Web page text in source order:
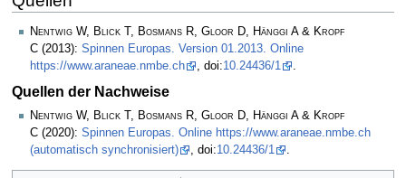
Nentwig W, Blick T, Bosmans R, Gloor D, Hänggi A & Kropf
C (2013): Spinnen Europas. Version 01.2013. Online
https://www.araneae.nmbe.ch
, doi:10.24436/1
Quellen der Nachweise
Nentwig W, Blick T, Bosmans R, Gloor D, Hänggi A & Kropf
C (2020): Spinnen Europas. Online https://www.araneae.nmbe.ch
(automatisch synchronisiert)
, doi:10.24436/1